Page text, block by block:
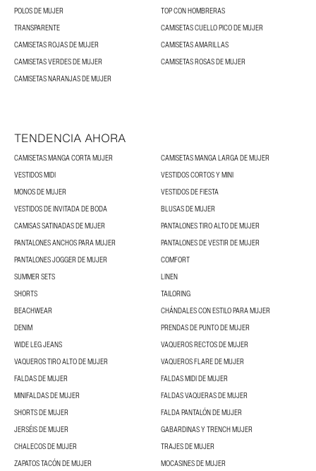
POLOS DE MUJER
TOP CON HOMBRERAS
TRANSPARENTE
CAMISETAS CUELLO PICO DE MUJER
CAMISETAS ROJAS DE MUJER
CAMISETAS AMARILLAS
CAMISETAS VERDES DE MUJER
CAMISETAS ROSAS DE MUJER
CAMISETAS NARANJAS DE MUJER
TENDENCIA AHORA
CAMISETAS MANGA CORTA MUJER
CAMISETAS MANGA LARGA DE MUJER
VESTIDOS MIDI
VESTIDOS CORTOS Y MINI
MONOS DE MUJER
VESTIDOS DE FIESTA
VESTIDOS DE INVITADA DE BODA
BLUSAS DE MUJER
CAMISAS SATINADAS DE MUJER
PANTALONES TIRO ALTO DE MUJER
PANTALONES ANCHOS PARA MUJER
PANTALONES DE VESTIR DE MUJER
PANTALONES JOGGER DE MUJER
COMFORT
SUMMER SETS
LINEN
SHORTS
TAILORING
BEACHWEAR
CHÁNDALES CON ESTILO PARA MUJER
DENIM
PRENDAS DE PUNTO DE MUJER
WIDE LEG JEANS
VAQUEROS RECTOS DE MUJER
VAQUEROS TIRO ALTO DE MUJER
VAQUEROS FLARE DE MUJER
FALDAS DE MUJER
FALDAS MIDI DE MUJER
MINIFALDAS DE MUJER
FALDAS VAQUERAS DE MUJER
SHORTS DE MUJER
FALDA PANTALÓN DE MUJER
JERSÉIS DE MUJER
GABARDINAS Y TRENCH MUJER
CHALECOS DE MUJER
TRAJES DE MUJER
ZAPATOS TACÓN DE MUJER
MOCASINES DE MUJER